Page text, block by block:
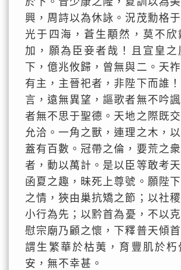
興，周詩以為休詠。況茂勳格
光于四海，蒼生顒然，莫不欣
加，願為臣妾者哉！且宣皇之
下，億兆攸歸，曾無與二。天
有主，主晉祀者，非陛下而誰
言，遠無異望，謳歌者無不吟
者無不思于聖德。天地之際既
允洽。一角之獸，連理之木，以
蓋有百數。冠帶之倫，要荒之
者，動以萬計。是以臣等敢考
函夏之趣，昧死上尊號。願陛
之情，狹由巢抗矯之節；以社
小行為先；以黔首為憂，不以
慰宗廟乃顧之懷，下釋普天傾
謂生繁華於枯荑，育豐肌於朽
安，無不幸甚。